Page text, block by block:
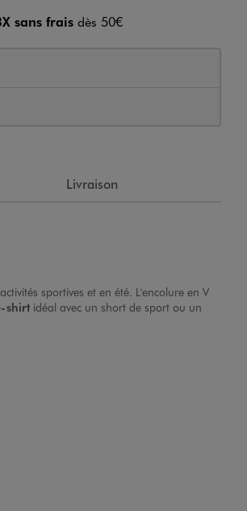
sans fraisdès 50€
Livraison
sportives et en été. L'encolure en V
shirt idéal avec un short de sport ou un